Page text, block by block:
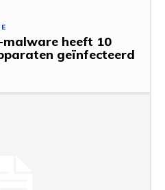
heeft 10
geïnfecteerd